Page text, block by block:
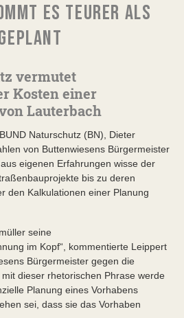
ES TEURER ALS
vermutet
Kosten einer
Lauterbach
Naturschutz (BN), Dieter
von Buttenwiesens Bürgermeister
eigenen Erfahrungen wisse der
bis zu deren
den Kalkulationen einer Planung
seine
im Kopf“, kommentierte Leippert
Bürgermeister gegen die
dieser rhetorischen Phrase werde
Planung eines Vorhabens
sei, dass sie das Vorhaben